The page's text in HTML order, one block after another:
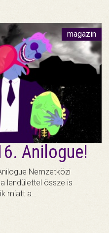
magazin
Anilogue!
Nemzetközi
lendülettel össze is
miatt a…